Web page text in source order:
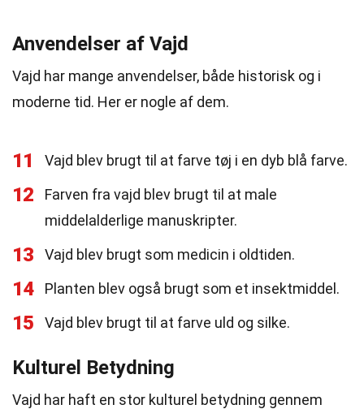
Anvendelser af Vajd
Vajd har mange anvendelser, både historisk og i
moderne tid. Her er nogle af dem.
11 Vajd blev brugt til at farve tøj i en dyb blå farve.
12
Farven fra vajd blev brugt til at male
middelalderlige manuskripter.
13 Vajd blev brugt som medicin i oldtiden.
14 Planten blev også brugt som et insektmiddel.
15 Vajd blev brugt til at farve uld og silke.
Kulturel Betydning
Vajd har haft en stor kulturel betydning gennem